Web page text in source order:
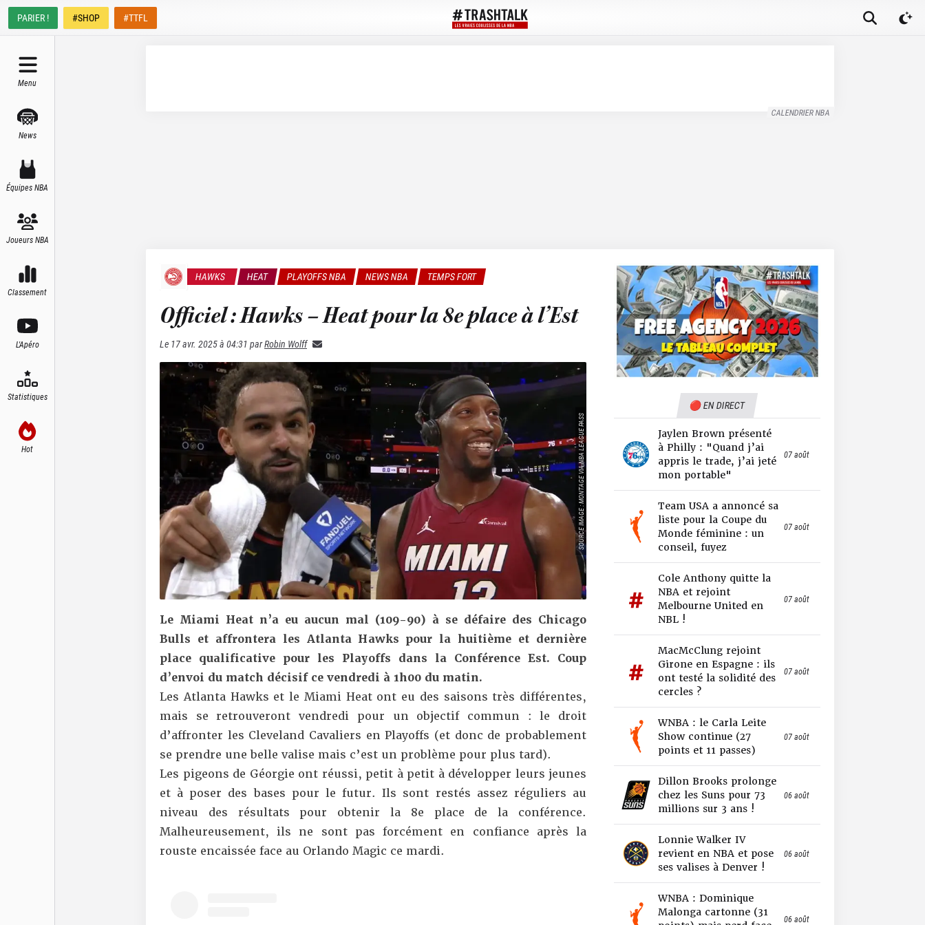
PARIER ! #SHOP #TTFL
Menu
News
Équipes NBA
Joueurs NBA
Classement
L'Apéro
Statistiques
Hot
CALENDRIER NBA
HAWKS HEAT PLAYOFFS NBA NEWS NBA TEMPS FORT
Officiel : Hawks – Heat pour la 8e place à l’Est
Le 17 avr. 2025 à 04:31 parRobin Wolff
SOURCE IMAGE : MONTAGE VIA NBA LEAGUE PASS
Le Miami Heat n’a eu aucun mal (109-90) à se défaire des Chicago
Bulls et affrontera les Atlanta Hawks pour la huitième et dernière
place qualificative pour les Playoffs dans la Conférence Est. Coup
d’envoi du match décisif ce vendredi à 1h00 du matin.
Les Atlanta Hawks et le Miami Heat ont eu des saisons très différentes,
mais se retrouveront vendredi pour un objectif commun : le droit
d’affronter les Cleveland Cavaliers en Playoffs (et donc de probablement
se prendre une belle valise mais c’est un problème pour plus tard).
Les pigeons de Géorgie ont réussi, petit à petit à développer leurs jeunes
et à poser des bases pour le futur. Ils sont restés assez réguliers au
niveau des résultats pour obtenir la 8e place de la conférence.
Malheureusement, ils ne sont pas forcément en confiance après la
rouste encaissée face au Orlando Magic ce mardi.
🔴 EN DIRECT
Jaylen Brown présenté
à Philly : "Quand j’ai
appris le trade, j’ai jeté
mon portable"
07 août
Team USA a annoncé sa
liste pour la Coupe du
Monde féminine : un
conseil, fuyez
07 août
Cole Anthony quitte la
NBA et rejoint
Melbourne United en
NBL !
07 août
MacMcClung rejoint
Girone en Espagne : ils
ont testé la solidité des
cercles ?
07 août
WNBA : le Carla Leite
Show continue (27
points et 11 passes)
07 août
Dillon Brooks prolonge
chez les Suns pour 73
millions sur 3 ans !
06 août
Lonnie Walker IV
revient en NBA et pose
ses valises à Denver !
06 août
WNBA : Dominique
Malonga cartonne (31
06 août